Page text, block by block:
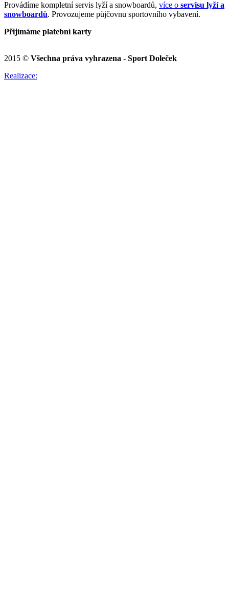
Provádíme kompletní servis lyží a snowboardů, více o servisu lyží a
snowboardů. Provozujeme půjčovnu sportovního vybavení.
Přijímáme platební karty
2015 © Všechna práva vyhrazena - Sport Doleček
Realizace: